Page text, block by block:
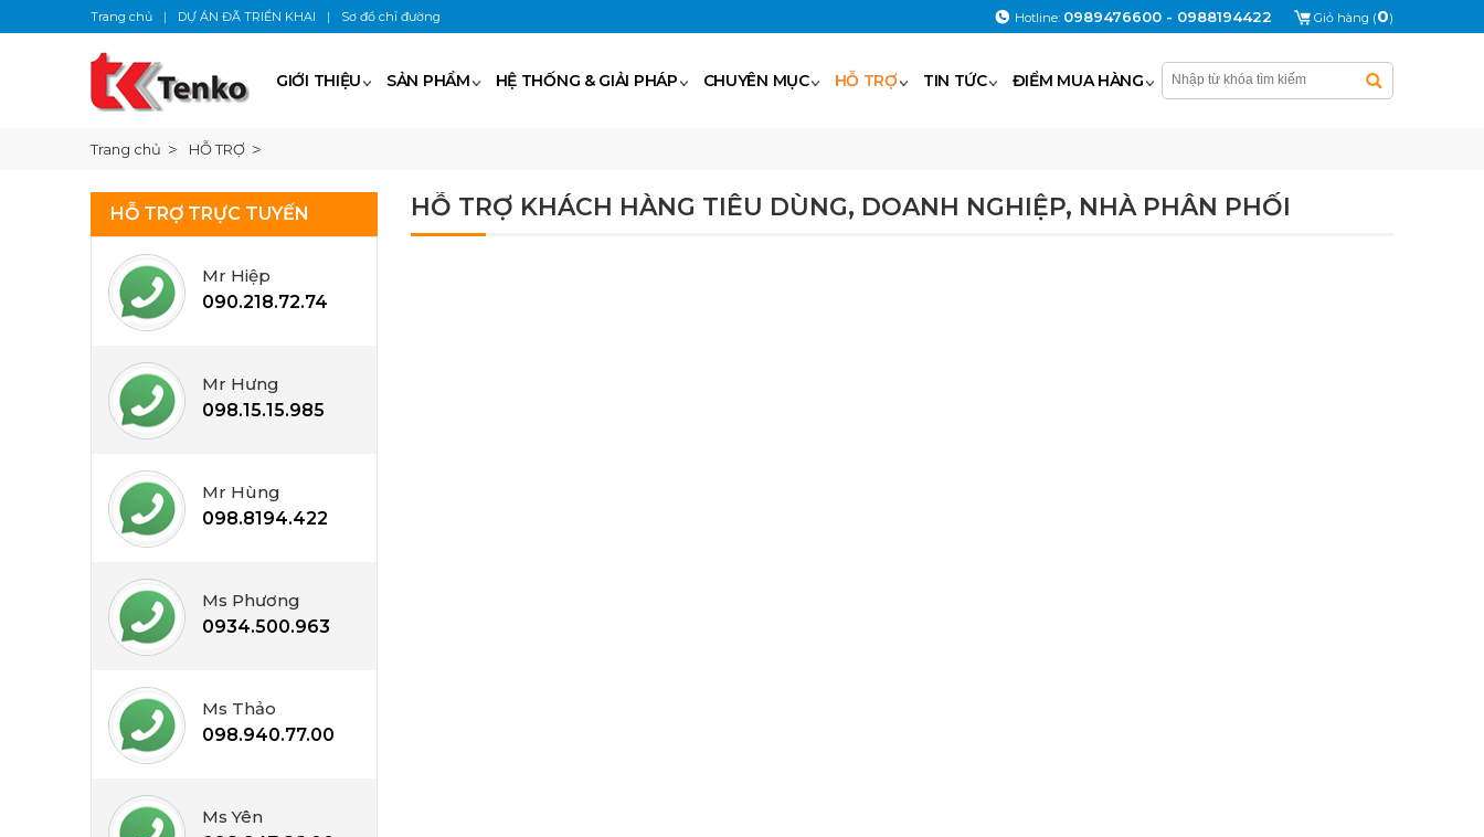
GIỚI THIỆU SẢN PHẨM HỆ THỐNG & GIẢI PHÁP CHUYÊN MỤC HỖ TRỢ TIN TỨC ĐIỂM MUA HÀNG
Trang chủ HỖ TRỢ
HỖ TRỢ TRỰC TUYẾN
Mr Hiệp
090.218.72.74
Mr Hưng
098.15.15.985
Mr Hùng
098.8194.422
Ms Phương
0934.500.963
Ms Thảo
098.940.77.00
Ms Yên
HỖ TRỢ KHÁCH HÀNG TIÊU DÙNG, DOANH NGHIỆP, NHÀ PHÂN PHỐI
Giỏ hàng (0)
Hotline: 0989476600 - 0988194422
Trang chủ | DỰ ÁN ĐÃ TRIỂN KHAI | Sơ đồ chỉ đường